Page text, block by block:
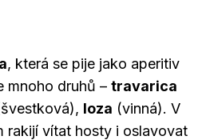
, která se pije jako aperitiv
mnoho druhů – travarica
loza (vinná). V
rakijí vítat hosty i oslavovat